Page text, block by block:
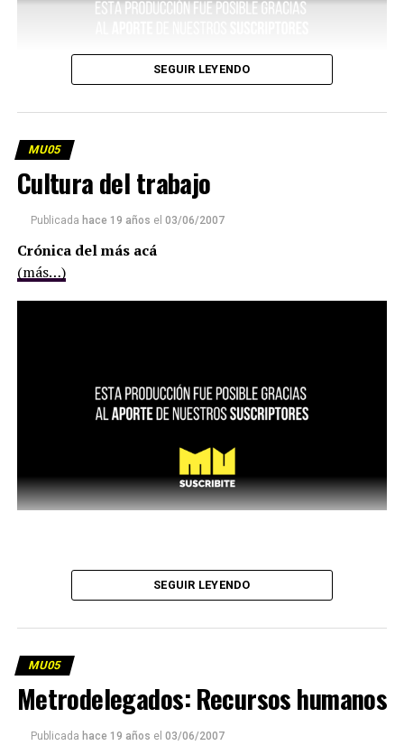
SEGUIR LEYENDO
MU05
Cultura del trabajo
Publicada hace 19 años el 03/06/2007
Crónica del más acá
(más…)
SEGUIR LEYENDO
MU05
Metrodelegados: Recursos humanos
Publicada hace 19 años el 03/06/2007